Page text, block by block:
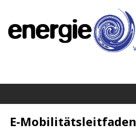
E-Mobilitätsleitfaden